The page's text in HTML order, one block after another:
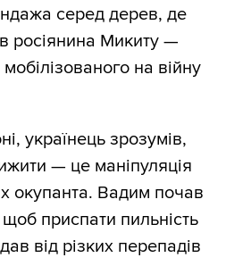
серед дерев, де
росіянина Микиту —
на війну
українець зрозумів,
— це маніпуляція
окупанта. Вадим почав
приспати пильність
від різких перепадів